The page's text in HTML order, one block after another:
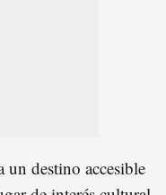
un destino accesible